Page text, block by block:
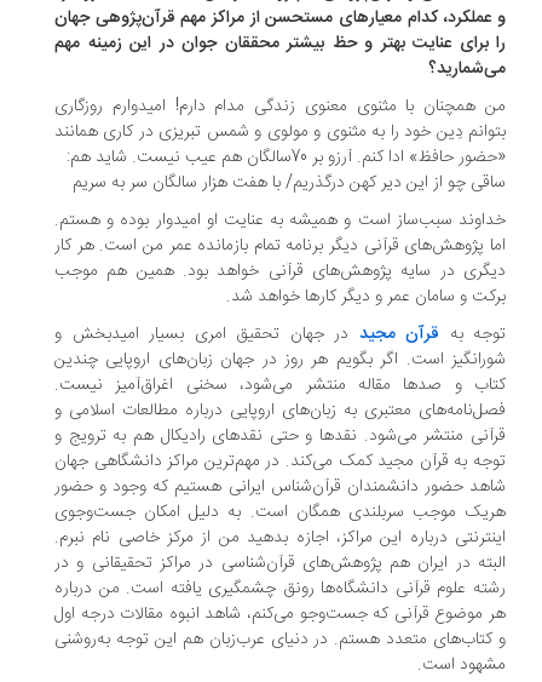
کدام معیارهای مستحسن از مراکز مهم قرآن‌پژوهی جهان
برای عنایت بهتر و حظ بیشتر محققان جوان در این زمینه مهم
همچنان با مثنوی معنوی زندگی مدام دارم! امیدوارم روزگاری
دِین خود را به مثنوی و مولوی و شمس تبریزی در کاری همانند
حافظ» ادا کنم. آرزو بر 70‌سالگان هم عیب نیست. شاید هم:
چو از این دیر کهن در‌گذریم/ با هفت هزار سالگان سر‌ به‌ سریم
سبب‌ساز است و همیشه به عنایت او امیدوار بوده و هستم.
پژوهش‌های قرآنی دیگر برنامه تمام بازمانده عمر من است. هر کار
در سایه پژوهش‌های قرآنی خواهد بود. همین هم موجب
و سامان عمر و دیگر کارها خواهد شد.
بهقرآن مجیددر جهان تحقیق امری بسیار امید‌بخش و
است. اگر بگویم هر روز در جهان زبان‌های اروپایی چندین
و صد‌ها مقاله منتشر می‌شود، سخنی اغراق‌آمیز نیست.
معتبری به زبان‌های اروپایی در‌باره مطالعات اسلامی و
منتشر می‌شود. نقد‌ها و حتی نقد‌های رادیکال هم به‌ ترویج و
به قرآن مجید کمک می‌کند. در مهم‌ترین مراکز دانشگاهی جهان
حضور دانشمندان قرآن‌شناس ایرانی هستیم که وجود و حضور
موجب سربلندی همگان است. به دلیل امکان جست‌وجوی
در‌باره این مراکز، اجازه بدهید من از مرکز خاصی نام نبرم.
در ایران هم پژوهش‌های قرآن‌شناسی در مراکز تحقیقانی و در
علوم قرآنی دانشگاه‌ها رونق چشمگیری یافته است. من درباره
موضوع قرآنی که جست‌وجو می‌کنم، شاهد انبوه مقالات درجه اول
متعدد هستم. در دنیای عرب‌زبان هم این توجه به‌روشنی
است.